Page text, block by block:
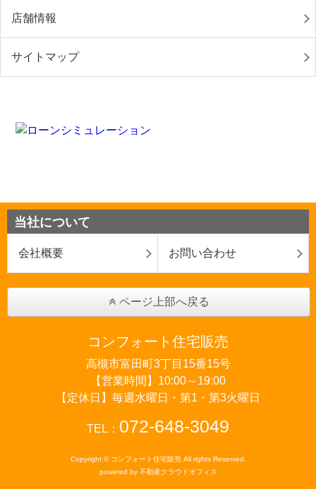
店舗情報
サイトマップ
当社について
会社概要 お問い合わせ
ページ上部へ戻る
コンフォート住宅販売
高槻市富田町3丁目15番15号
【営業時間】10:00～19:00
【定休日】毎週水曜日・第1・第3火曜日
TEL： 072-648-3049
Copyright © コンフォート住宅販売 All rights Reserved.
powered by 不動産クラウドオフィス